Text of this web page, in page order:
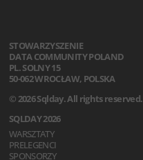
STOWARZYSZENIE
DATA COMMUNITY POLAND
PL. SOLNY 15
50-062 WROCŁAW, POLSKA
© 2026 Sqlday. All rights reserved.
SQLDAY 2026
WARSZTATY
PRELEGENCI
SPONSORZY